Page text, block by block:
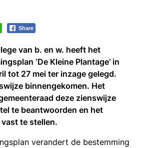
Share
van b. en w. heeft het
‘De Kleine Plantage’ in
tot 27 mei ter inzage gelegd.
binnengekomen. Het
deze zienswijze
te beantwoorden en het
te stellen.
verandert de bestemming